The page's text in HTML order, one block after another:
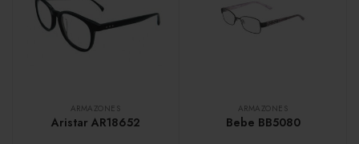
ARMAZONES
Aristar AR18652
ARMAZONES
Bebe BB5080